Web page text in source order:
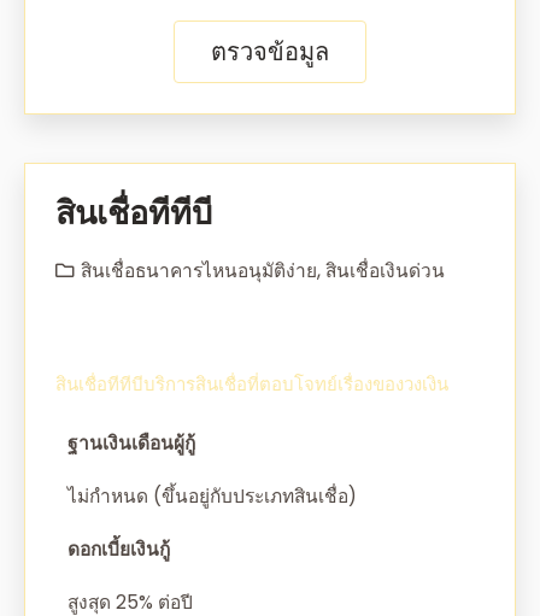
ตรวจข้อมูล
สินเชื่อทีทีบี
สินเชื่อธนาคารไหนอนุมัติง่าย,สินเชื่อเงินด่วน
สินเชื่อทีทีบีบริการสินเชื่อที่ตอบโจทย์เรื่องของวงเงิน
ฐานเงินเดือนผู้กู้
ไม่กำหนด (ขึ้นอยู่กับประเภทสินเชื่อ)
ดอกเบี้ยเงินกู้
สูงสุด 25% ต่อปี